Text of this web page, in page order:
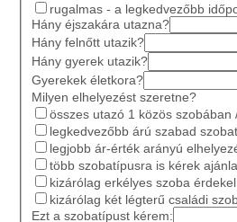
rugalmas - a legkedvezőbb
Hány éjszakára utazna?
Hány felnőtt utazik?
Hány gyerek utazik?
Gyerekek életkora?
Milyen elhelyezést szeretne?
összes utazó 1 közös szobában
legkedvezőbb árú szabad
legjobb ár-érték arányú
több szobatípusra is kérek
kizárólag erkélyes szoba érdekel
kizárólag két légterű családi
Ezt a szobatípust kérem: